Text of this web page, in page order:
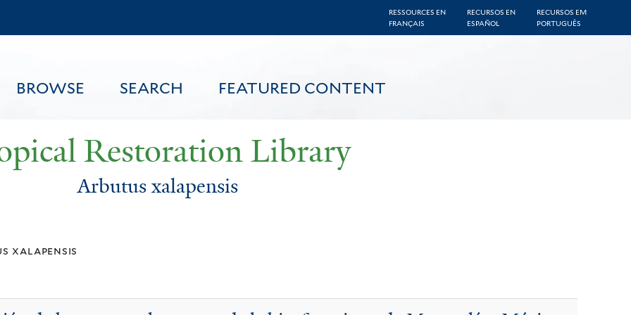
to
content
RESSOURCES EN
FRANÇAIS
RECURSOS EN
ESPAÑOL
RECURSOS EM
PORTUGUÊS
BROWSE SEARCH FEATURED CONTENT
Restoration Library
Arbutus xalapensis
xalapensis